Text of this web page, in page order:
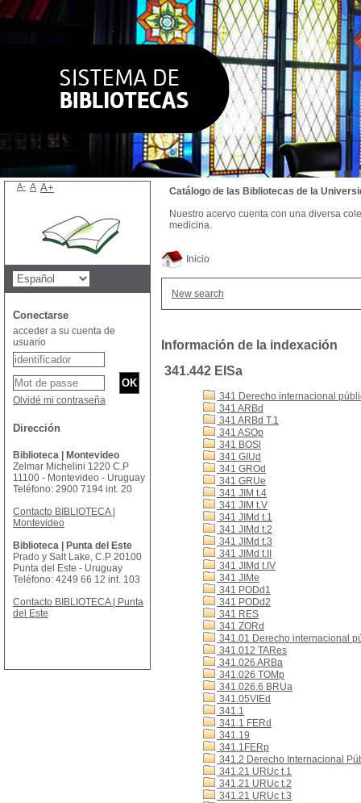
Inicio
New search
Información de la indexación
341.442 EISa
341 Derecho internacional
341 ARBd
341 ARBd T.1
341 ASOp
341 BOSl
341 GIUd
341 GROd
341 GRUe
341 JIM t.4
341 JIM t.V
341 JIMd t.1
341 JIMd t.2
341 JIMd t.3
341 JIMd t.II
341 JIMd t.IV
341 JIMe
341 PODd1
341 PODd2
341 RES
341 ZORd
341.01 Derecho internacional
341.012 TARes
341.026 ARBa
341.026 TOMp
341.026.6 BRUa
341.05VIEd
341.1
341.1 FERd
341.19
341.1FERp
341.2 Derecho Internacional
341.21 URUc t.1
341.21 URUc t.2
341.21 URUc t.3
Catálogo de las Bibliotecas de la
Nuestro acervo cuenta con una diversa
medicina.
A- A A+
Conectarse
acceder a su cuenta de
usuario
Olvidé mi contraseña
Dirección
Biblioteca | Montevideo
Zelmar Michelini 1220 C.P
11100 - Montevideo - Uruguay
Teléfono: 2900 7194 int. 20
Contacto BIBLIOTECA |
Montevideo
Biblioteca | Punta del Este
Prado y Salt Lake, C.P 20100
Punta del Este - Uruguay
Teléfono: 4249 66 12 int. 103
Contacto BIBLIOTECA | Punta
del Este